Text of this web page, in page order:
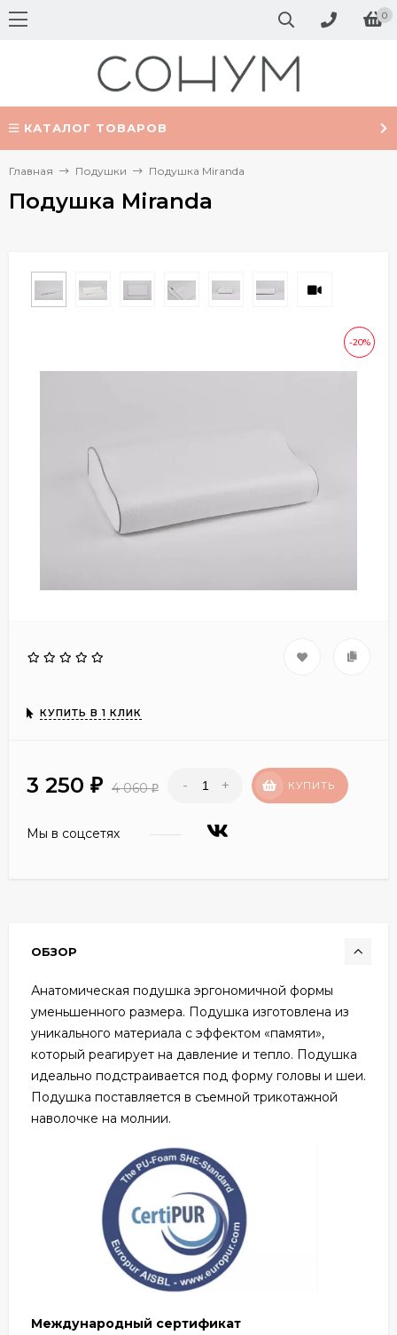
0
КАТАЛОГ ТОВАРОВ
Главная Подушки Подушка Miranda
Подушка Miranda
-20%
КУПИТЬ В 1 КЛИК
3 250 ₽ 4 060₽ - + КУПИТЬ
Мы в соцсетях
ОБЗОР
Анатомическая подушка эргономичной формы
уменьшенного размера. Подушка изготовлена из
уникального материала с эффектом «памяти»,
который реагирует на давление и тепло. Подушка
идеально подстраивается под форму головы и шеи.
Подушка поставляется в съемной трикотажной
наволочке на молнии.
Международный сертификат